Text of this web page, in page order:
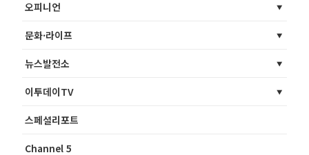
오피니언
문화·라이프
뉴스발전소
이투데이TV
스페셜리포트
Channel 5